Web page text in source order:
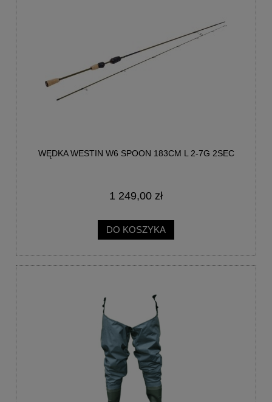
WĘDKA WESTIN W6 SPOON 183CM L 2-7G 2SEC
1 249,00 zł
DO KOSZYKA